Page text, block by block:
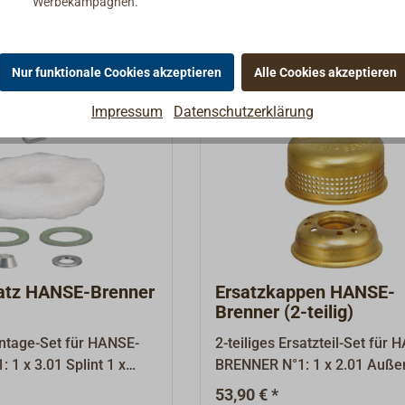
es
Undichtigkeiten
am
Stelle nochmals darauf
bei Arbeiten am
darauf zu achten ist,
in der richtigen
ist.Weiter unten
finden Sie unter
PDF-Datei, in der die
HANSE-Brenner
Set für HANSE-
1 x 3.01 Splint 1 x
3.03 Dichtung 1,0 mm
Ersatzkappen HANSE-
Brenner (2-teilig)
2-teiliges Ersatzteil-Set für
BRENNER N°1: 1 x 2.01
1 x 2.02 Innenkappe
53,90 € *
Nur funktionale Cookies akzeptieren Alle Cookies akzeptieren
Impressum Datenschutzerklärung